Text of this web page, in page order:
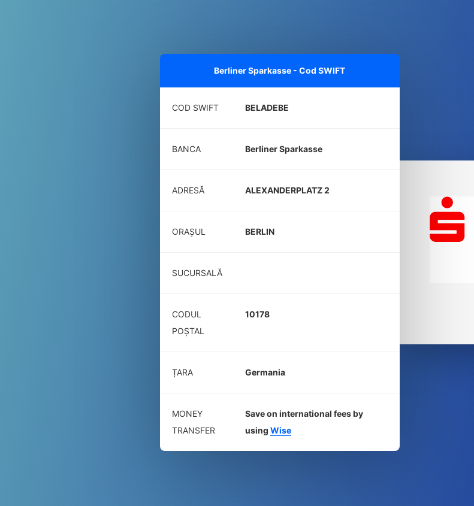
Berliner Sparkasse - Cod SWIFT
COD SWIFT BELADEBE
BANCA Berliner Sparkasse
ADRESĂ ALEXANDERPLATZ 2
ORAȘUL BERLIN
SUCURSALĂ
CODUL
POŞTAL
10178
ȚARA Germania
MONEY
TRANSFER
Save on international fees by
using Wise